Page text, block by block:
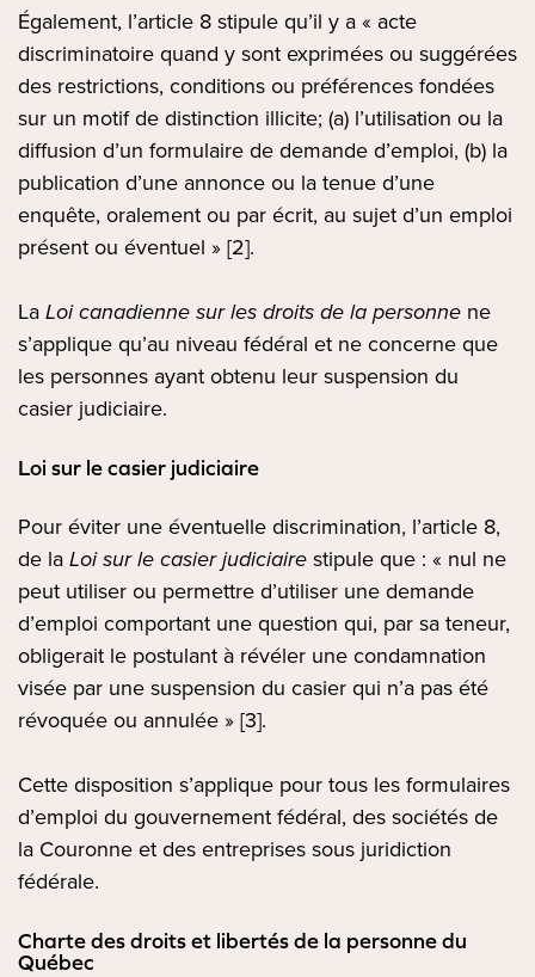
Également, l’article 8 stipule qu’il y a « acte
discriminatoire quand y sont exprimées ou suggérées
des restrictions, conditions ou préférences fondées
sur un motif de distinction illicite; (a) l’utilisation ou la
diffusion d’un formulaire de demande d’emploi, (b) la
publication d’une annonce ou la tenue d’une
enquête, oralement ou par écrit, au sujet d’un emploi
présent ou éventuel » [2].
La Loi canadienne sur les droits de la personne ne
s’applique qu’au niveau fédéral et ne concerne que
les personnes ayant obtenu leur suspension du
casier judiciaire.
Loi sur le casier judiciaire
Pour éviter une éventuelle discrimination, l’article 8,
de la Loi sur le casier judiciaire stipule que : « nul ne
peut utiliser ou permettre d’utiliser une demande
d’emploi comportant une question qui, par sa teneur,
obligerait le postulant à révéler une condamnation
visée par une suspension du casier qui n’a pas été
révoquée ou annulée » [3].
Cette disposition s’applique pour tous les formulaires
d’emploi du gouvernement fédéral, des sociétés de
la Couronne et des entreprises sous juridiction
fédérale.
Charte des droits et libertés de la personne du
Québec